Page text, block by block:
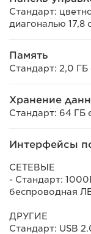
Стандарт:
диагональю 17,8
Память
Стандарт: 2,0
Хранение
Стандарт: 64 ГБ
Интерфейсы
СЕТЕВЫЕ
- Стандарт:
беспроводная
ДРУГИЕ
Стандарт: USB